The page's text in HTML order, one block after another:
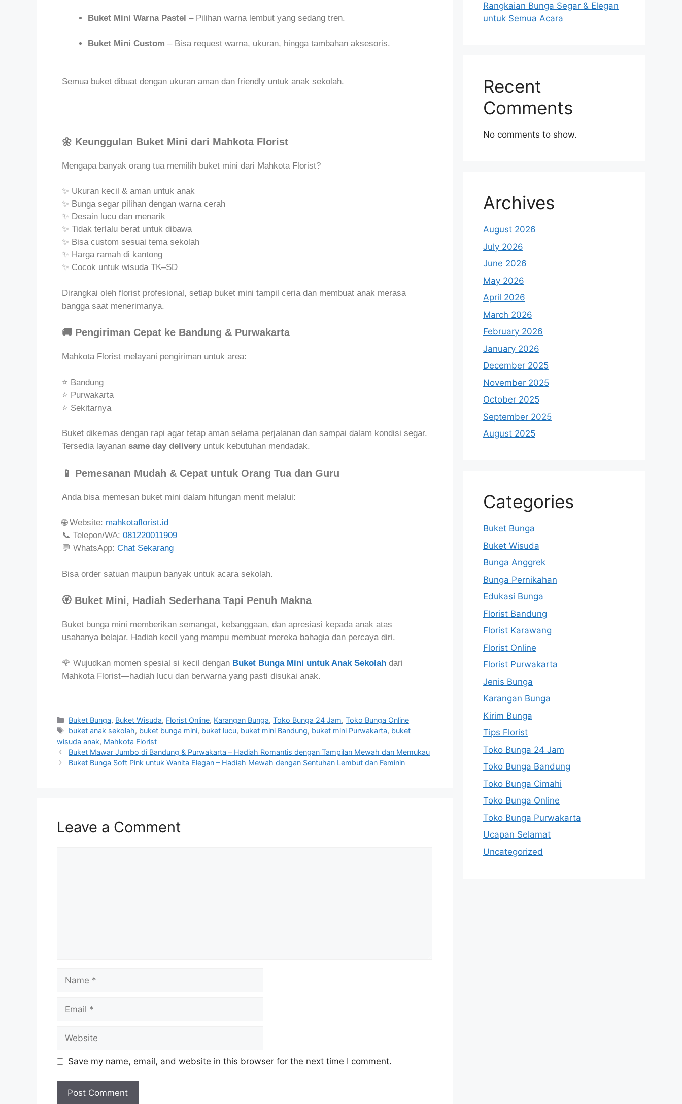
Buket Mini Warna Pastel – Pilihan warna lembut yang sedang tren.
Buket Mini Custom – Bisa request warna, ukuran, hingga tambahan aksesoris.
Semua buket dibuat dengan ukuran aman dan friendly untuk anak sekolah.
🌼 Keunggulan Buket Mini dari Mahkota Florist
Mengapa banyak orang tua memilih buket mini dari Mahkota Florist?
✨ Ukuran kecil & aman untuk anak
✨ Bunga segar pilihan dengan warna cerah
✨ Desain lucu dan menarik
✨ Tidak terlalu berat untuk dibawa
✨ Bisa custom sesuai tema sekolah
✨ Harga ramah di kantong
✨ Cocok untuk wisuda TK–SD
Dirangkai oleh florist profesional, setiap buket mini tampil ceria dan membuat anak merasa
bangga saat menerimanya.
🚚 Pengiriman Cepat ke Bandung & Purwakarta
Mahkota Florist melayani pengiriman untuk area:
⭐ Bandung
⭐ Purwakarta
⭐ Sekitarnya
Buket dikemas dengan rapi agar tetap aman selama perjalanan dan sampai dalam kondisi segar.
Tersedia layanan same day delivery untuk kebutuhan mendadak.
📱 Pemesanan Mudah & Cepat untuk Orang Tua dan Guru
Anda bisa memesan buket mini dalam hitungan menit melalui:
🌐 Website: mahkotaflorist.id
📞 Telepon/WA: 081220011909
💬 WhatsApp: Chat Sekarang
Bisa order satuan maupun banyak untuk acara sekolah.
🏵️ Buket Mini, Hadiah Sederhana Tapi Penuh Makna
Buket bunga mini memberikan semangat, kebanggaan, dan apresiasi kepada anak atas
usahanya belajar. Hadiah kecil yang mampu membuat mereka bahagia dan percaya diri.
🌹 Wujudkan momen spesial si kecil dengan Buket Bunga Mini untuk Anak Sekolah dari
Mahkota Florist—hadiah lucu dan berwarna yang pasti disukai anak.
Buket Bunga, Buket Wisuda, Florist Online, Karangan Bunga,Toko Bunga 24 Jam,Toko Bunga Online
buket anak sekolah, buket bunga mini, buket lucu, buket mini Bandung, buket mini Purwakarta, buket
wisuda anak, Mahkota Florist
Buket Mawar Jumbo di Bandung & Purwakarta – Hadiah Romantis dengan Tampilan Mewah dan Memukau
Buket Bunga Soft Pink untuk Wanita Elegan – Hadiah Mewah dengan Sentuhan Lembut dan Feminin
Leave a Comment
Save my name, email, and website in this browser for the next time I comment.
Rangkaian Bunga Segar & Elegan
untuk Semua Acara
Recent
Comments
No comments to show.
Archives
August 2026
July 2026
June 2026
May 2026
April 2026
March 2026
February 2026
January 2026
December 2025
November 2025
October 2025
September 2025
August 2025
Categories
Buket Bunga
Buket Wisuda
Bunga Anggrek
Bunga Pernikahan
Edukasi Bunga
Florist Bandung
Florist Karawang
Florist Online
Florist Purwakarta
Jenis Bunga
Karangan Bunga
Kirim Bunga
Tips Florist
Toko Bunga 24 Jam
Toko Bunga Bandung
Toko Bunga Cimahi
Toko Bunga Online
Toko Bunga Purwakarta
Ucapan Selamat
Uncategorized